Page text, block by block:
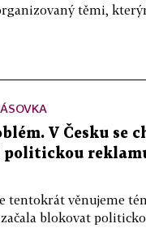
těmi,
V Česku se
tentokrát věnujeme
blokovat